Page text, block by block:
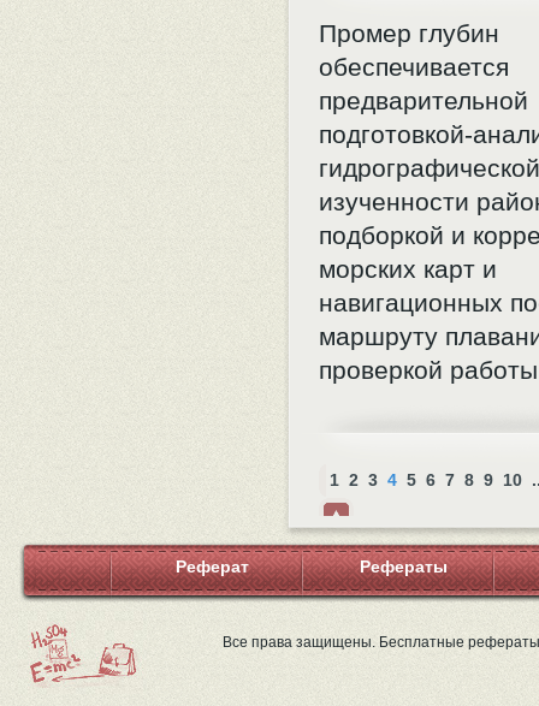
Промер глубин
обеспечивается
предварительной
подготовкой-
гидрографической
изученности
подборкой и
морских карт и
навигационных
маршруту
проверкой
1 2 3 4 5 6 7 8 9 10
Нав
ерх
Реферат Рефераты
Все права защищены. Бесплатные